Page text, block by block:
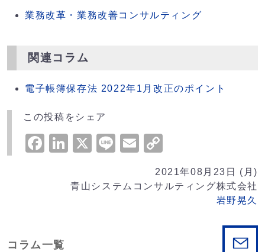
業務改革・業務改善コンサルティング
関連コラム
電子帳簿保存法 2022年1月改正のポイント
この投稿をシェア
Facebook
LinkedIn
X LineEmail
Link
2021年08月23日 (月)
青山システムコンサルティング株式会社
岩野晃久
コラム一覧